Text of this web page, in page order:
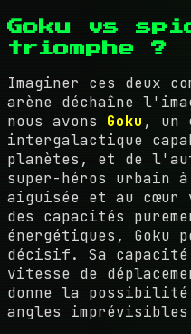
Goku vs
triomphe ?
Imaginer ces deux
arène déchaîne
nous avons Goku , un
intergalactique
planètes, et de
super-héros
aiguisée et au
des capacités
énergétiques, Goku
décisif. Sa
vitesse de
donne la possibilité
angles